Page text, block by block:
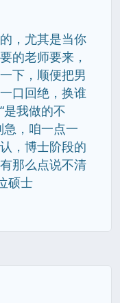
，尤其是当你
的老师要来，
下，顺便把男
口回绝，换谁
是我做的不
急，咱一点一
，博士阶段的
那么点说不清
硕士